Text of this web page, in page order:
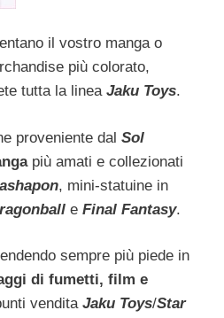
il vostro manga o
più colorato,
tutta la linea Jaku Toys.
proveniente dal Sol
più amati e collezionati
, mini-statuine in
e Final Fantasy.
sempre più piede in
di fumetti, film e
vendita Jaku Toys/Star